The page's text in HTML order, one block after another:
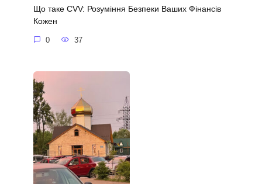
Що таке CVV: Розуміння Безпеки Ваших Фінансів
Кожен
0 37